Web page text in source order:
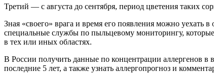
Третий — с августа до сентября, период цветения таких
Зная «своего» врага и время его появления можно
специальные службы по пыльцевому мониторингу,
в тех или иных областях.
В России получить данные по концентрации аллергенов в
последние 5 лет, а также узнать аллергопрогноз и